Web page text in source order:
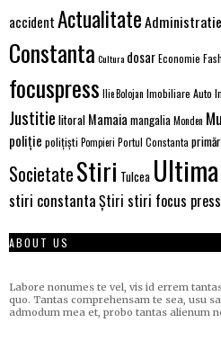
accidentActualitateAdministratie
Constanta Cultura dosarEconomie
focuspress Ilie Bolojan Imobiliare Auto
Justitie litoral Mamaia mangaliaMonden
poliție polițiști Pompieri Portul Constanta
SocietateStiri Tulcea
stiri constantaȘtiri stiri focus press
ABOUT US
Labore nonumes te vel, vis id errem
quo. Tantas comprehensam te sea, usu
admodum mea et, probo tantas alienum